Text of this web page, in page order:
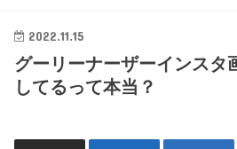
2022.11.15
グーリーナーザーインスタ
してるって本当？